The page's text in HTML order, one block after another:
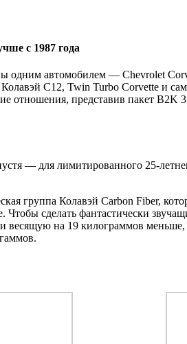
с 1987 года
автомобилем — Chevrolet
C12, Twin Turbo Corvette и
отношения, представив пакет B2K
— для лимитированного 25-
группа Колавэй Carbon Fiber,
сделать фантастически
на 19 килограммов меньше,